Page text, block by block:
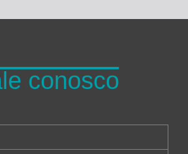
conosco